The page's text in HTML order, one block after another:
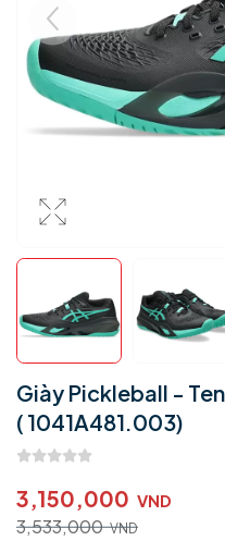
Giày Pickleball -
( 1041A481.003)
3,150,000 VND
3,533,000VND